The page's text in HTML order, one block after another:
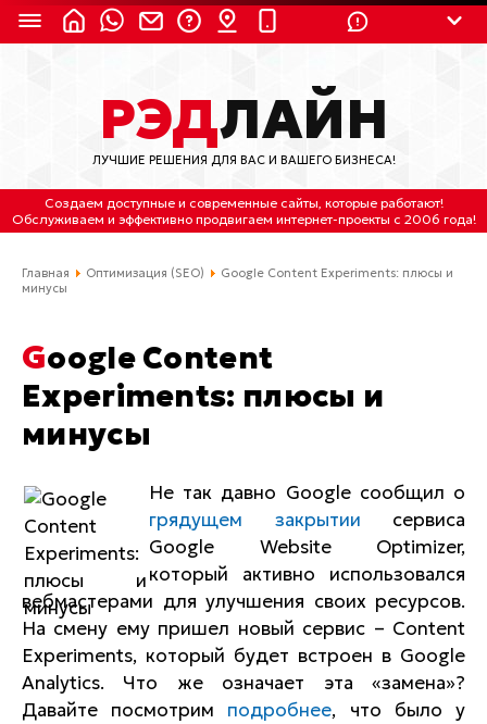
8 (800) 550-9899 (с 2:30 до 11:30 по
Мск)
Бесплатно по России
(4212) 658-653
(4212) 637-673
Отдельный вход \ Левый торец здания
Пн-пт. с 9:30 до 18:30 (по Хбк)
Все контакты
РЭДЛАЙН
ЛУЧШИЕ РЕШЕНИЯ ДЛЯ ВАС И ВАШЕГО БИЗНЕСА!
Создаем доступные и современные сайты, которые работают!
Обслуживаем и эффективно продвигаем интернет-проекты с 2006 года!
Главная Оптимизация (SEO)
Google Content Experiments: плюсы и
минусы
Google Content
Experiments: плюсы и
минусы
Не так давно Google сообщил о
грядущем закрытии сервиса
Google Website Optimizer,
который активно использовался
вебмастерами для улучшения своих ресурсов.
На смену ему пришел новый сервис – Content
Experiments, который будет встроен в Google
Analytics. Что же означает эта «замена»?
Давайте посмотрим подробнее, что было у